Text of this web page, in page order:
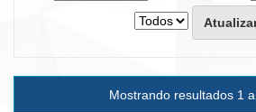
Mostrando resultados 1